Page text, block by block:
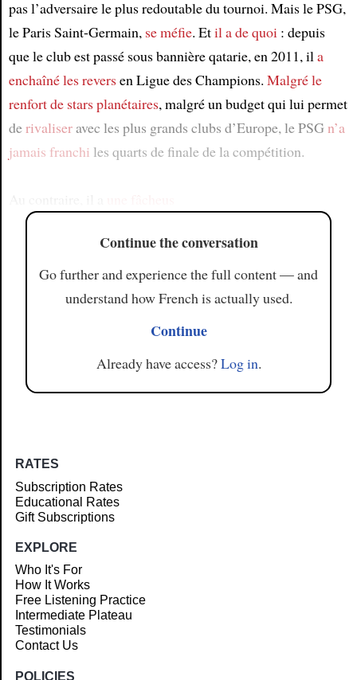
pas l’adversaire le plus redoutable du tournoi. Mais le PSG,
le Paris Saint-Germain, se méfie. Etil a de quoi: depuis
que le club est passé sous bannière qatarie, en 2011, ila
enchaîné les reversen Ligue des Champions. Malgré le
renfort de stars planétaires, malgré un budget qui lui permet
derivaliseravec les plus grands clubs d’Europe, le PSGn’a
jamais franchi les quarts de finale de la compétition.
Continue the conversation
Go further and experience the full content — and
understand how French is actually used.
Continue
Already have access?Log in.
RATES
Subscription Rates
Educational Rates
Gift Subscriptions
EXPLORE
Who It's For
How It Works
Free Listening Practice
Intermediate Plateau
Testimonials
Contact Us
POLICIES